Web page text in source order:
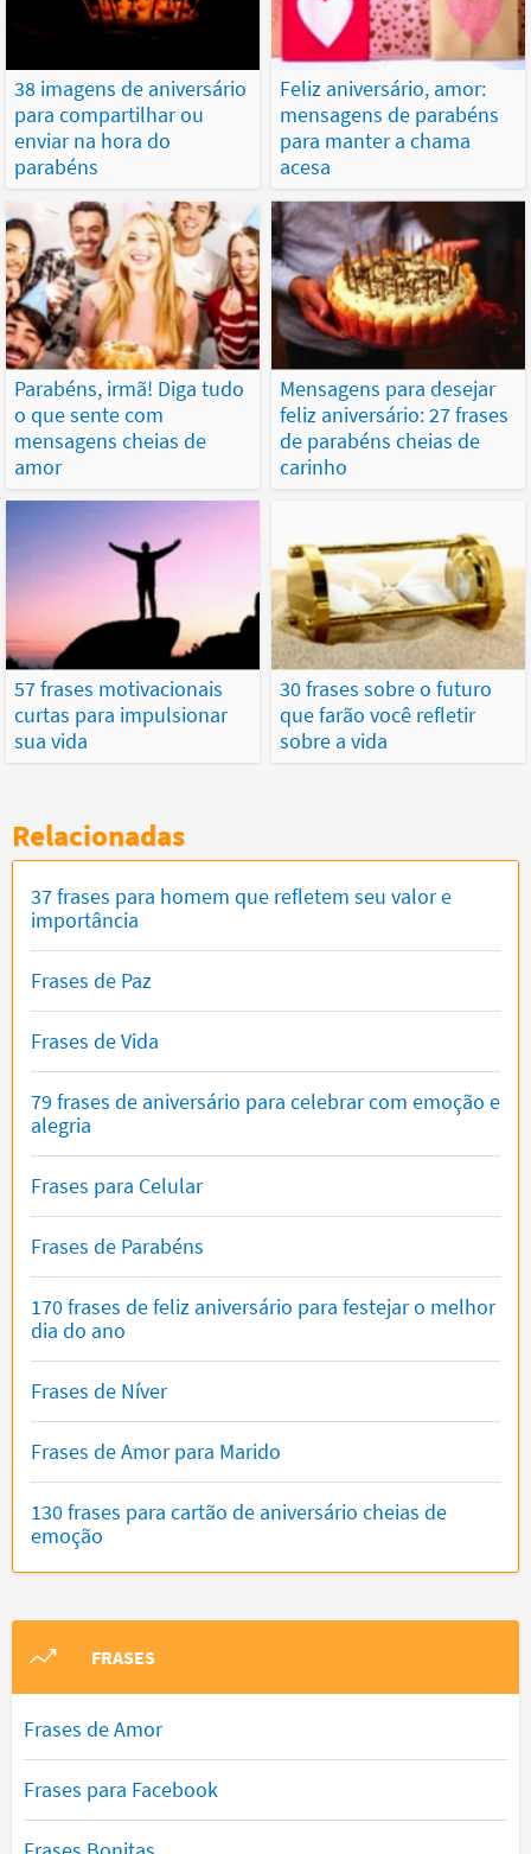
38 imagens de aniversário
para compartilhar ou
enviar na hora do
parabéns
Feliz aniversário, amor:
mensagens de parabéns
para manter a chama
acesa
Parabéns, irmã! Diga tudo
o que sente com
mensagens cheias de
amor
Mensagens para desejar
feliz aniversário: 27 frases
de parabéns cheias de
carinho
57 frases motivacionais
curtas para impulsionar
sua vida
30 frases sobre o futuro
que farão você refletir
sobre a vida
Relacionadas
37 frases para homem que refletem seu valor e
importância
Frases de Paz
Frases de Vida
79 frases de aniversário para celebrar com emoção e
alegria
Frases para Celular
Frases de Parabéns
170 frases de feliz aniversário para festejar o melhor
dia do ano
Frases de Níver
Frases de Amor para Marido
130 frases para cartão de aniversário cheias de
emoção
FRASES
Frases de Amor
Frases para Facebook